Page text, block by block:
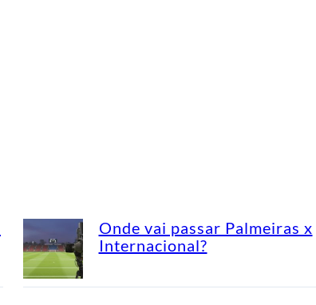
Onde vai passar Palmeiras x
Internacional?